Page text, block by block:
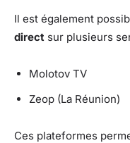
Il est également
direct sur plusieurs
Molotov TV
Zeop (La Réunion)
Ces plateformes